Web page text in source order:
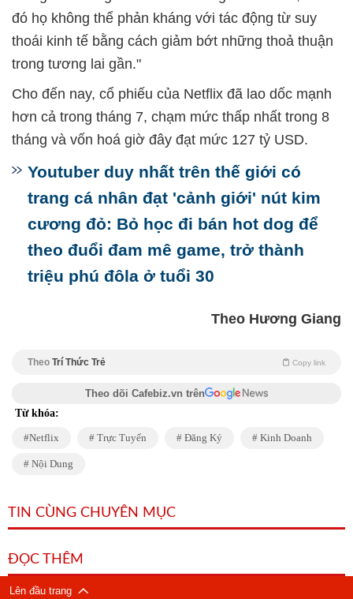
đó họ không thể phản kháng với tác động từ suy
thoái kinh tế bằng cách giảm bớt những thoả thuận
trong tương lai gần."
Cho đến nay, cổ phiếu của Netflix đã lao dốc mạnh
hơn cả trong tháng 7, chạm mức thấp nhất trong 8
tháng và vốn hoá giờ đây đạt mức 127 tỷ USD.
Youtuber duy nhất trên thế giới có
trang cá nhân đạt 'cảnh giới' nút kim
cương đỏ: Bỏ học đi bán hot dog để
theo đuổi đam mê game, trở thành
triệu phú đôla ở tuổi 30
Theo Hương Giang
Theo Trí Thức Trẻ Copy link
Theo dõi Cafebiz.vn trên
Từ khóa:
Netflix Trực Tuyến Đăng Ký Kinh Doanh
Nội Dung
TIN CÙNG CHUYÊN MỤC
ĐỌC THÊM
Lên đầu trang